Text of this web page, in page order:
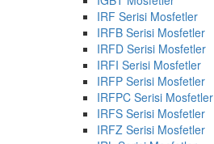
IRF Serisi Mosfetler
IRFB Serisi Mosfetler
IRFD Serisi Mosfetler
IRFI Serisi Mosfetler
IRFP Serisi Mosfetler
IRFPC Serisi Mosfetler
IRFS Serisi Mosfetler
IRFZ Serisi Mosfetler